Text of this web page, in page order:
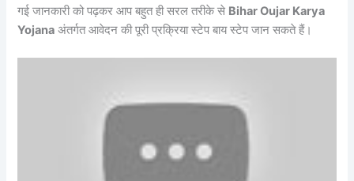
गई जानकारी को पढ़कर आप बहुत ही सरल तरीके से Bihar Oujar Karya
Yojana अंतर्गत आवेदन की पूरी प्रक्रिया स्टेप बाय स्टेप जान सकते हैं।